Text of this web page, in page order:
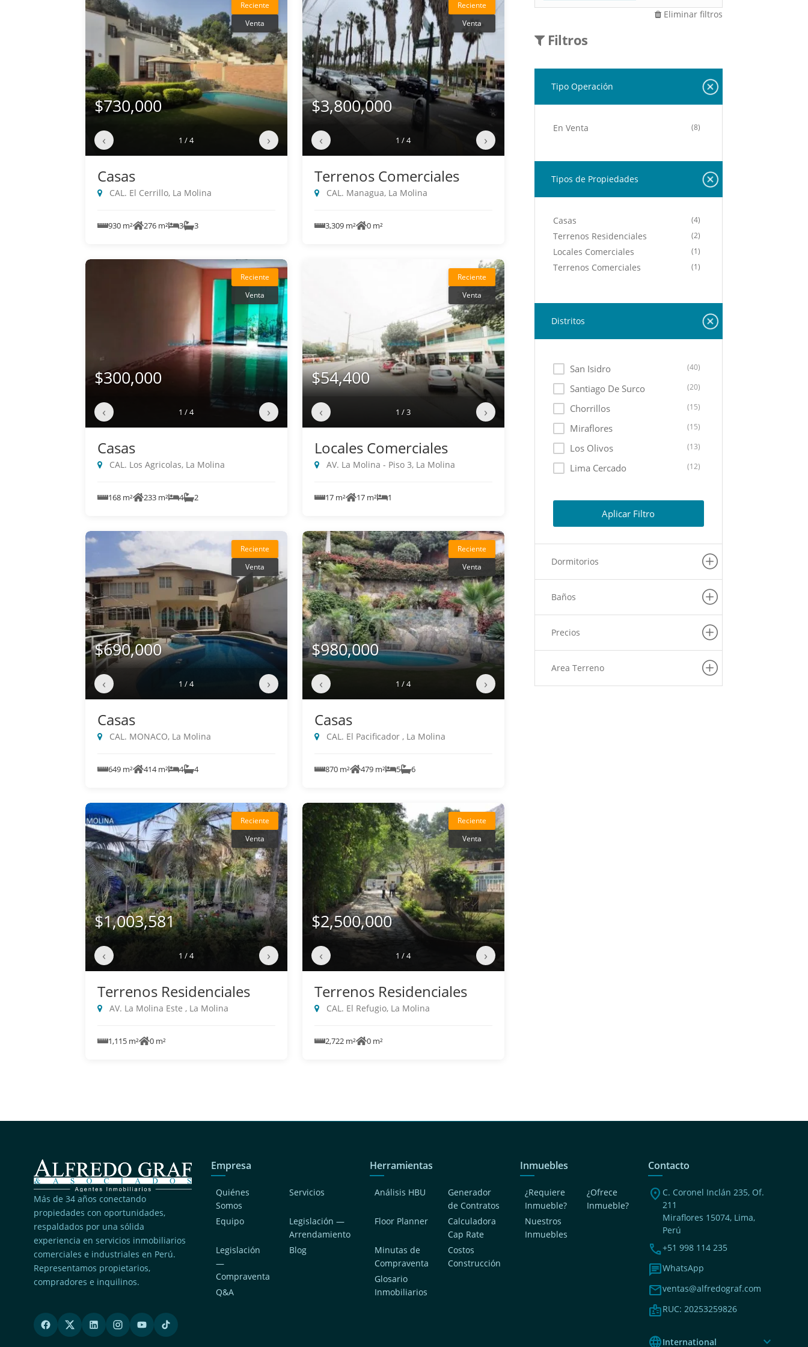
Reciente
Venta
$730,000
‹ 1 / 4 ›
Casas
CAL. El Cerrillo, La Molina
930 m² 276 m² 3 3
Reciente
Venta
$3,800,000
‹ 1 / 4 ›
Terrenos Comerciales
CAL. Managua, La Molina
3,309 m² 0 m²
Reciente
Venta
$300,000
‹ 1 / 4 ›
Casas
CAL. Los Agricolas, La Molina
168 m² 233 m² 4 2
Reciente
Venta
$54,400
‹ 1 / 3 ›
Locales Comerciales
AV. La Molina - Piso 3, La Molina
17 m² 17 m² 1
Reciente
Venta
$690,000
‹ 1 / 4 ›
Casas
CAL. MONACO, La Molina
649 m² 414 m² 4 4
Reciente
Venta
$980,000
‹ 1 / 4 ›
Casas
CAL. El Pacificador , La Molina
870 m² 479 m² 5 6
Reciente
Venta
$1,003,581
‹ 1 / 4 ›
Terrenos Residenciales
AV. La Molina Este , La Molina
1,115 m² 0 m²
Reciente
Venta
$2,500,000
‹ 1 / 4 ›
Terrenos Residenciales
CAL. El Refugio, La Molina
2,722 m² 0 m²
Eliminar filtros
Filtros
Tipo Operación
En Venta (8)
Tipos de Propiedades
Casas (4)
Terrenos Residenciales (2)
Locales Comerciales (1)
Terrenos Comerciales (1)
Distritos
San Isidro (40)
Santiago De Surco (20)
Chorrillos (15)
Miraflores (15)
Los Olivos (13)
Lima Cercado (12)
Lurigancho (10)
La Molina (8)
Pachacamac
La Victoria
Pueblo Libre
San Martin De Porres (5)
Aplicar Filtro
Dormitorios
Baños
Precios
Area Terreno
Más de 34 años conectando
propiedades con oportunidades,
respaldados por una sólida
experiencia en servicios inmobiliarios
comerciales e industriales en Perú.
Representamos propietarios,
compradores e inquilinos.
Empresa
Quiénes
Somos
Servicios
Equipo
Legislación —
Arrendamiento
Legislación
—
Compraventa
Blog
Q&A
Herramientas
Análisis HBU
Generador
de Contratos
Floor Planner
Calculadora
Cap Rate
Minutas de
Compraventa
Costos
Construcción
Glosario
Inmobiliarios
Inmuebles
¿Requiere
Inmueble?
¿Ofrece
Inmueble?
Nuestros
Inmuebles
Contacto
location_on C. Coronel Inclán 235, Of.
211
Miraflores 15074, Lima,
Perú
phone+51 998 114 235
chatWhatsApp
mailventas@alfredograf.com
badgeRUC: 20253259826
languageInternational expand_more